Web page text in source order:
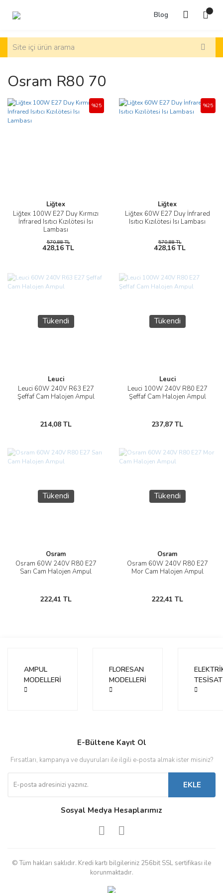
Blog
Osram R80 70
Liğtex
Liğtex 100W E27 Duy Kırmızı
İnfrared Isıtıcı Kızılötesi Isı
Lambası
%25
570,88 TL
428,16 TL
Liğtex
Liğtex 60W E27 Duy İnfrared
Isıtıcı Kızılötesi Isı Lambası
%25
570,88 TL
428,16 TL
Tükendi
Leuci
Leuci 60W 240V R63 E27
Şeffaf Cam Halojen Ampul
214,08 TL
Tükendi
Leuci
Leuci 100W 240V R80 E27
Şeffaf Cam Halojen Ampul
237,87 TL
Tükendi
Osram
Osram 60W 240V R80 E27
Sarı Cam Halojen Ampul
222,41 TL
Tükendi
Osram
Osram 60W 240V R80 E27
Mor Cam Halojen Ampul
222,41 TL
AMPUL
MODELLERİ
FLORESAN
MODELLERİ
TESİSAT
E-Bültene Kayıt Ol
Fırsatları, kampanya ve duyuruları ile ilgili e-posta almak ister misiniz?
EKLE
Sosyal Medya Hesaplarımız
© Tüm hakları saklıdır. Kredi kartı bilgileriniz 256bit SSL sertifikası ile
korunmaktadır.